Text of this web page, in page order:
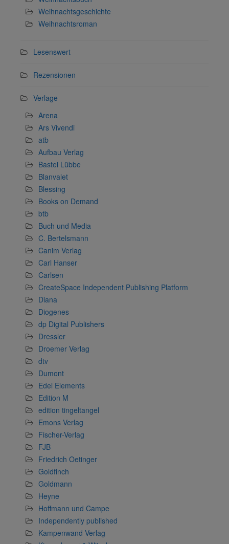
Weihnachtsgeschichte
Weihnachtsroman
Lesenswert
Rezensionen
Verlage
Arena
Ars Vivendi
atb
Aufbau Verlag
Bastei Lübbe
Blanvalet
Blessing
Books on Demand
btb
Buch und Media
C. Bertelsmann
Canim Verlag
Carl Hanser
Carlsen
CreateSpace Independent Publishing Platform
Diana
Diogenes
dp Digital Publishers
Dressler
Droemer Verlag
dtv
Dumont
Edel Elements
Edition M
edition tingeltangel
Emons Verlag
Fischer-Verlag
FJB
Friedrich Oetinger
Goldfinch
Goldmann
Heyne
Hoffmann und Campe
Independently published
Kampenwand Verlag